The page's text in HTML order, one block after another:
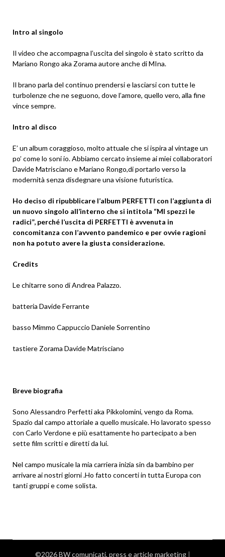
Intro al singolo
Il video che accompagna l’uscita del singolo è stato scritto da
Mariano Rongo aka Zorama autore anche di MIna.
Il brano parla del continuo prendersi e lasciarsi con tutte le
turbolenze che ne seguono, dove l’amore, quello vero, alla fine
vince sempre.
Intro al disco
E’ un album coraggioso, molto attuale che si ispira al vintage un
po’ come lo soni io. Abbiamo cercato insieme ai miei collaboratori
Davide Matrisciano e Mariano Rongo,di portarlo verso la
modernità senza disdegnare una visione futuristica.
Ho deciso di ripubblicare l’album PERFETTI con l’aggiunta di
un nuovo singolo all’interno che si intitola “MI spezzi le
radici”, perché l’uscita di PERFETTI è avvenuta in
concomitanza con l’avvento pandemico e per ovvie ragioni
non ha potuto avere la giusta considerazione.
Credits
Le chitarre sono di Andrea Palazzo.
batteria Davide Ferrante
basso Mimmo Cappuccio Daniele Sorrentino
tastiere Zorama Davide Matrisciano
Breve biografia
Sono Alessandro Perfetti aka Pikkolomini, vengo da Roma.
Spazio dal campo attoriale a quello musicale. Ho lavorato spesso
con Carlo Verdone e più esattamente ho partecipato a ben
sette film scritti e diretti da lui.
Nel campo musicale la mia carriera inizia sin da bambino per
arrivare ai nostri giorni .Ho fatto concerti in tutta Europa con
tanti gruppi e come solista.
©2026 BW comunicati, press e article marketing |